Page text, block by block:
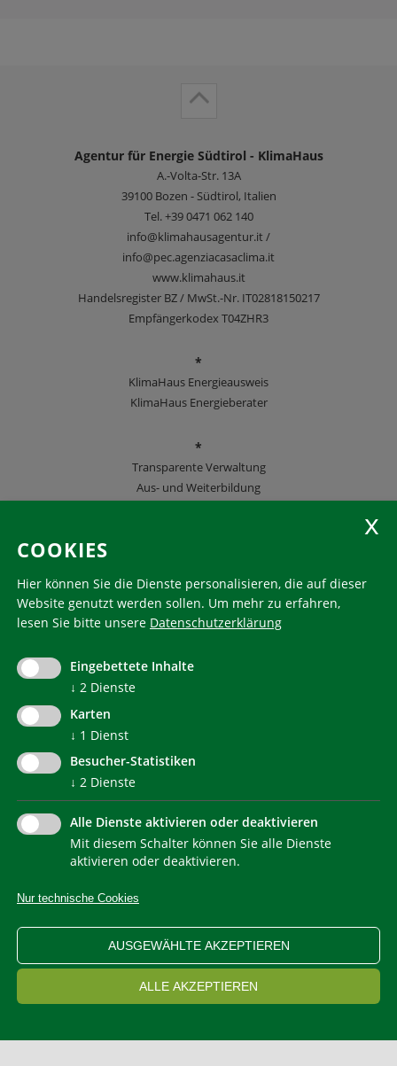
Agentur für Energie Südtirol - KlimaHaus
A.-Volta-Str. 13A
39100 Bozen - Südtirol, Italien
Tel.+39 0471 062 140
info@klimahausagentur.it /
info@pec.agenziacasaclima.it
www.klimahaus.it
Handelsregister BZ / MwSt.-Nr. IT02818150217
Empfängerkodex T04ZHR3
*
KlimaHaus Energieausweis
KlimaHaus Energieberater
*
Transparente Verwaltung
Aus- und Weiterbildung
KlimaHaus ist eine eingetragene Marke. Die Nutzung muss
communication@klimahausagentur.it
© 2022 Agentur für Energie Südtirol - KlimaHaus
NEWSLETTER
IMPRESSUM PRIVACY
WEB STATISTIKEN
ERKLÄRUNG BARRIEREFREIHEIT
COOKIEEINSTELLUNGEN
COOKIES
Hier können Sie die Dienste personalisieren, die auf dieser
Website genutzt werden sollen. Um mehr zu erfahren,
lesen Sie bitte unsere Datenschutzerklärung
Eingebettete Inhalte
↓ 2 Dienste
Karten
↓ 1 Dienst
Besucher-Statistiken
↓ 2 Dienste
Alle Dienste aktivieren oder deaktivieren
Mit diesem Schalter können Sie alle Dienste
aktivieren oder deaktivieren.
Nur technische Cookies
AUSGEWÄHLTE AKZEPTIEREN
ALLE AKZEPTIEREN